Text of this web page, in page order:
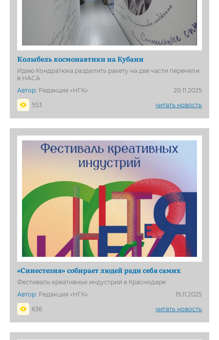
Колыбель космонавтики на Кубани
Идею Кондратюка разделить ракету на две части переняли
в НАСА
Автор: Редакция «НГК»
20.11.2025
553
читать новость
«Синестезия» собирает людей ради себя самих
Фестиваль креативных индустрий в Краснодаре
Автор: Редакция «НГК»
19.11.2025
636
читать новость